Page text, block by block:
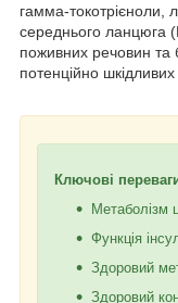
гамма-токотрієноли,
середнього ланцюга
поживних речовин та
потенційно
Ключові
Метаболізм
Функція
Здоровий
Здоровий